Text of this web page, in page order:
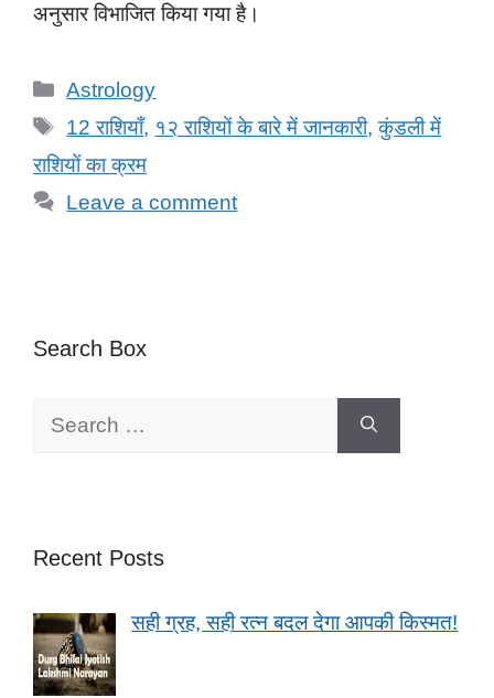
अनुसार विभाजित किया गया है।
Categories
Astrology
Tags
12 राशियाँ, १२ राशियों के बारे में जानकारी,कुंडली में
राशियों का क्रम
Leave a comment
Search Box
Recent Posts
सही ग्रह, सही रत्न बदल देगा आपकी किस्मत!